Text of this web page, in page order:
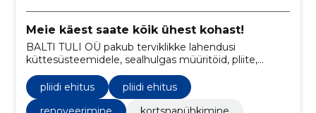
Meie käest saate kõik ühest kohast!
BALTI TULI OÜ pakub terviklikke lahendusi
küttesüsteemidele, sealhulgas müüritöid, pliite,
ahjusid ning korstna puhastust, eesmärgiga muuta
teie kodu soojaks ja turvaliseks.
pliidi ehitus
pliidi ehitus